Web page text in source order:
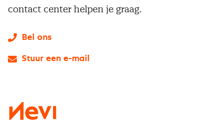
contact center helpen je graag.
Bel ons
Stuur een e-mail